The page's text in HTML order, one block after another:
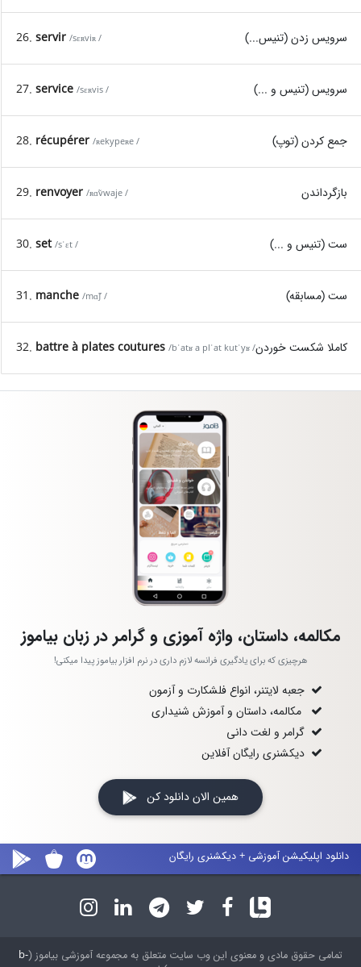
26. servir /sɛʀviʀ / سرویس زدن (تنیس...)
27. service /sɛʀvis / سرویس (تنیس و ...)
28. récupérer /ʀekypeʀe / جمع کردن (توپ)
29. renvoyer /ʀɑ̃vwaje / بازگرداندن
30. set /sˈɛt / ست (تنیس و ...)
31. manche /mɑ̃ʃ / ست (مسابقه)
32. battre à plates coutures /bˈatʁ a plˈat kutˈyʁ /کاملا شکست خوردن
مکالمه، داستان، واژه آموزی و گرامر در زبان بیاموز
هرچیزی که برای یادگیری فرانسه لازم داری در نرم افزار بیاموز پیدا میکنی!
جعبه لایتنر، انواع فلشکارت و آزمون
مکالمه، داستان و آموزش شنیداری
گرامر و لغت دانی
دیکشنری رایگان آفلاین
همین الان دانلود کن
دانلود اپلیکیشن آموزشی + دیکشنری رایگان
تمامی حقوق مادی و معنوی این وب سایت متعلق به مجموعه آموزشی بیاموز (b-